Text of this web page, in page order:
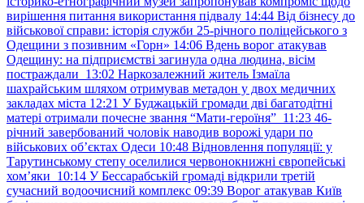
вирішення питання використання підвалу 14:44 Від бізнесу до
військової справи: історія служби 25-річного поліцейського з
Одещини з позивним «Горн» 14:06 Вдень ворог атакував
Одещину: на підприємстві загинула одна людина, вісім
постраждали 13:02 Наркозалежний житель Ізмаїла
шахрайським шляхом отримував метадон у двох медичних
закладах міста 12:21 У Буджацькій громади дві багатодітні
матері отримали почесне звання “Мати-героїня” 11:23 46-
річний завербований чоловік наводив ворожі удари по
військових обʼєктах Одеси 10:48 Відновлення популяції: у
Тарутинському степу оселилися червонокнижні європейські
хом’яки 10:14 У Бессарабській громаді відкрили третій
сучасний водоочисний комплекс 09:39 Ворог атакував Київ